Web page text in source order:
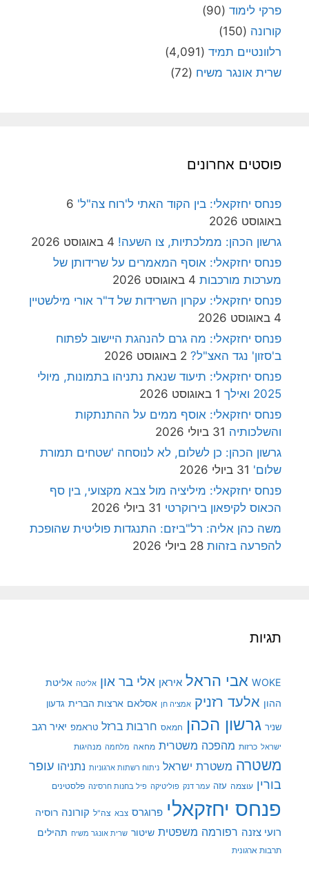
פרקי לימוד (90)
קורונה (150)
רלוונטיים תמיד (4,091)
שרית אונגר משיח (72)
פוסטים אחרונים
פנחס יחזקאלי: בין הקוד האתי ל'רוח צה"ל' 6
באוגוסט 2026
גרשון הכהן: ממלכתיות, צו השעה! 4 באוגוסט 2026
פנחס יחזקאלי: אוסף המאמרים על שרידותן של
מערכות מורכבות 4 באוגוסט 2026
פנחס יחזקאלי: עקרון השרידות של ד"ר אורי מילשטיין
4 באוגוסט 2026
פנחס יחזקאלי: מה גרם להנהגת היישוב לפתוח
ב'סזון' נגד האצ"ל? 2 באוגוסט 2026
פנחס יחזקאלי: תיעוד שנאת נתניהו בתמונות, מיולי
2025 ואילך
1 באוגוסט 2026
פנחס יחזקאלי: אוסף ממים על ההתנתקות
והשלכותיה 31 ביולי 2026
גרשון הכהן: כן לשלום, לא לנוסחה 'שטחים תמורת
שלום' 31 ביולי 2026
פנחס יחזקאלי: מיליציה מול צבא מקצועי, בין סף
הכאוס לקיפאון בירוקרטי 31 ביולי 2026
משה כהן אליה: רל"ביזם: התנגדות פוליטית שהופכת
להפרעה בזהות 28 ביולי 2026
תגיות
WOKE אבי הראל איראן אלי בר און אליטה אליטת
ההון אלעד רזניק אמציה חן אסלאם ארצות הברית גדעון
שניר גרשון הכהן חמאס חרבות ברזל טראמפ יאיר רגב
ישראל כרזות מהפכה משטרית מחאה מלחמה מנהיגות
משטרה משטרת ישראל ניתוח רשתות ארגוניות נתניהו עופר
בורין עוצמה עזה עמר דנק פוליטיקה פיל בחנות חרסינה פלסטינים
פנחס יחזקאלי פרוגרס צבא צה"ל קורונה רוסיה
רועי צזנה רפורמה משפטית שיטור שרית אונגר משיח תהילים
תרבות ארגונית